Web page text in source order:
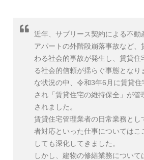
近年、サブリース契約による不動
アパートの外階段崩落事故など、
わる社会的事故が発生し、賃貸住
る社会的信頼が揺らぐ事態となり
な状況の中、令和3年6月に賃貸
され「賃貸住宅の維持保全」が管
されました。
賃貸住宅管理業者の日常業務とし
者対応といった仕事についてはこ
しても深化してきました。
しかし、建物の修繕業務について